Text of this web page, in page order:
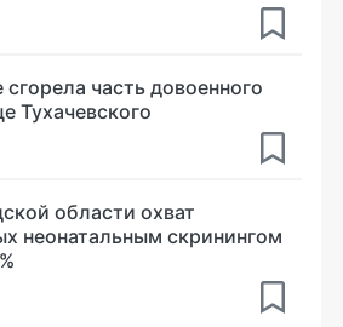
часть довоенного
Тухачевского
области охват
неонатальным скринингом